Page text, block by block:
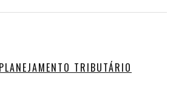
TRIBUTÁRIO